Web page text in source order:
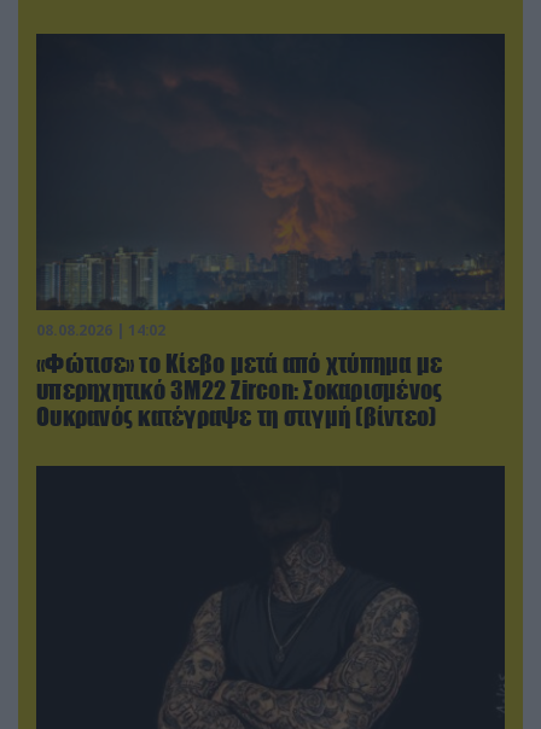
08.08.2026 | 14:02
«Φώτισε» το Κίεβο μετά από χτύπημα με
υπερηχητικό 3M22 Zircon: Σοκαρισμένος
Ουκρανός κατέγραψε τη στιγμή (βίντεο)